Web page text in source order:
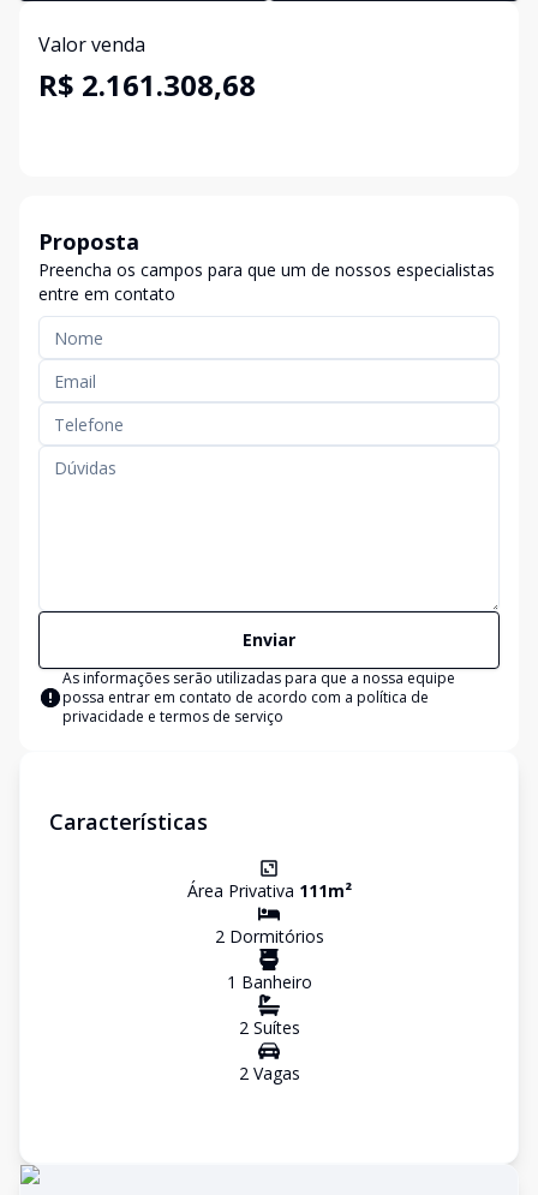
Valor venda
R$ 2.161.308,68
Proposta
Preencha os campos para que um de nossos especialistas
entre em contato
Enviar
As informações serão utilizadas para que a nossa equipe
possa entrar em contato de acordo com a política de
privacidade e termos de serviço
Características
Área Privativa 111m²
2Dormitórios
1 Banheiro
2Suítes
2Vagas